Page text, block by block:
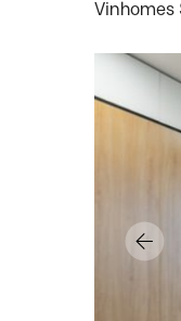
Vinhomes